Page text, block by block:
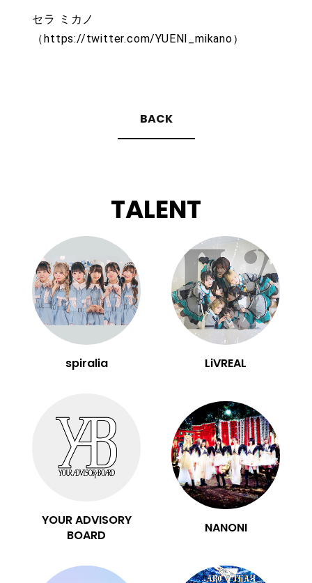
セラ ミカノ
（https://twitter.com/YUENI_mikano）
BACK
TALENT
spiralia LiVREAL
YOUR ADVISORY
BOARD
NANONI